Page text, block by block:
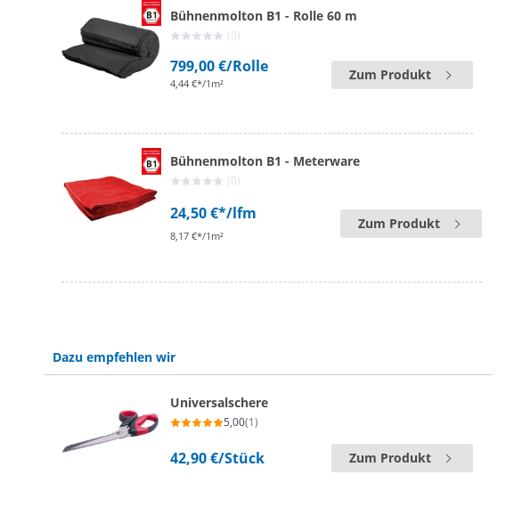
Bühnenmolton B1 - Rolle 60 m
(0)
799,00 €/Rolle
4,44 €*/1m²
Zum Produkt
Bühnenmolton B1 - Meterware
(0)
24,50 €*/lfm
8,17 €*/1m²
Zum Produkt
Dazu empfehlen wir
Universalschere
5,00(1)
42,90 €/Stück Zum Produkt